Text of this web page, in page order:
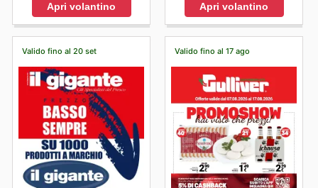
Apri volantino Apri volantino
Valido fino al 20 set Valido fino al 17 ago